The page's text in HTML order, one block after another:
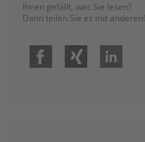
Ihnen gefällt, was Sie lesen?
Dann teilen Sie es mit anderen!
Facebook